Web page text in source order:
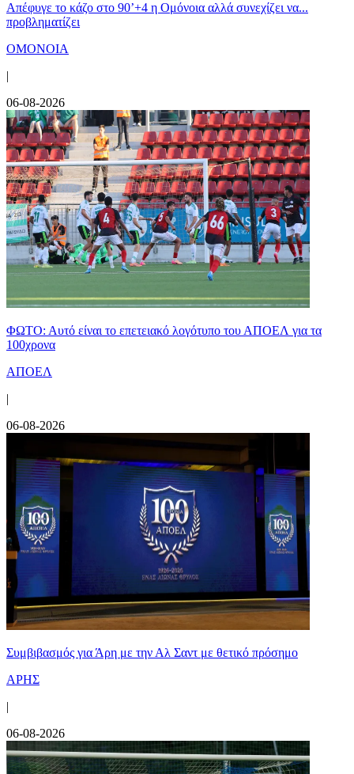
Απέφυγε το κάζο στο 90’+4 η Ομόνοια αλλά συνεχίζει να...
προβληματίζει
ΟΜΟΝΟΙΑ
|
06-08-2026
ΦΩΤΟ: Αυτό είναι το επετειακό λογότυπο του ΑΠΟΕΛ για τα
100χρονα
ΑΠΟΕΛ
|
06-08-2026
Συμβιβασμός για Άρη με την Αλ Σαντ με θετικό πρόσημο
ΑΡΗΣ
|
06-08-2026